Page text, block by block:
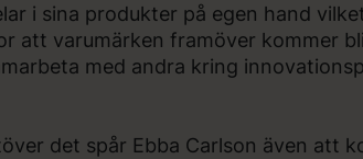
i sina produkter på egen hand
att varumärken framöver kommer
med andra kring
det spår Ebba Carlson även att